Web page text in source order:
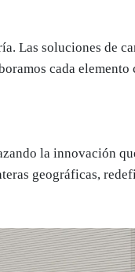
Las soluciones de
cada elemento
la innovación
geográficas,